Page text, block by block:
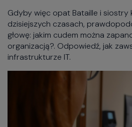
Gdyby więc opat Bataille i siostry
dzisiejszych czasach,
głowę: jakim cudem można
organizacją?. Odpowiedź, jak
infrastrukturze IT.